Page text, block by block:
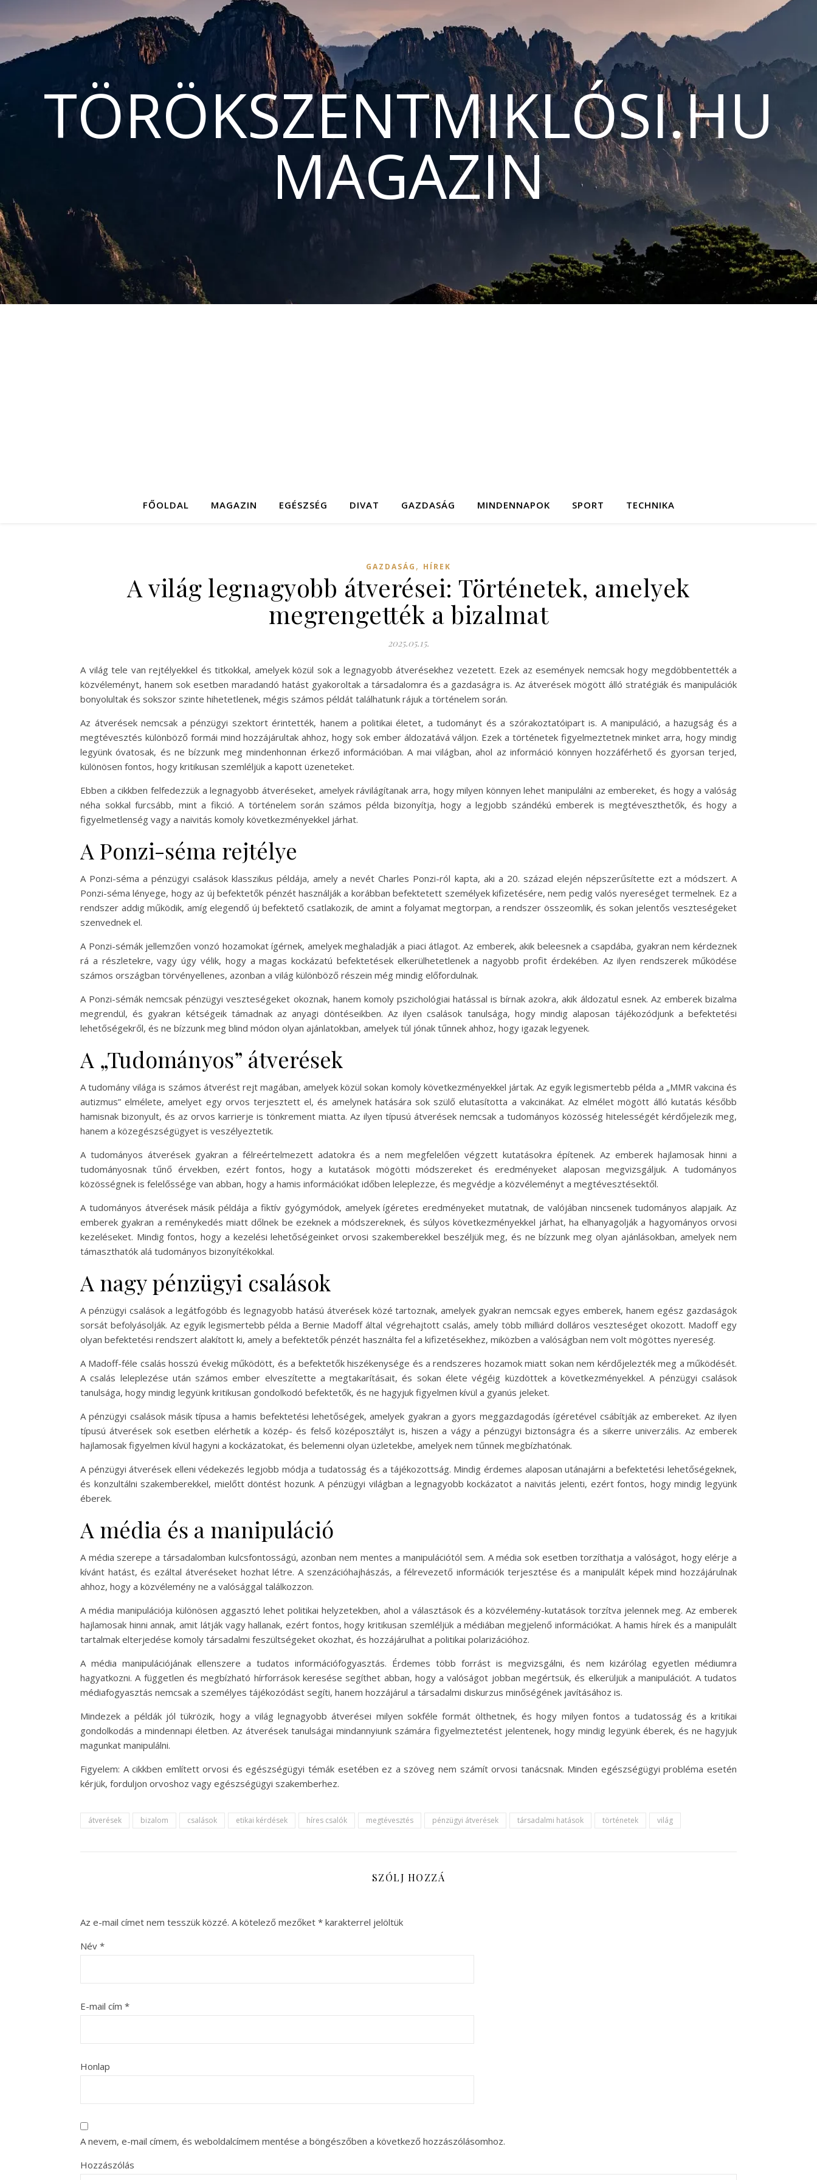
TÖRÖKSZENTMIKLÓSI.HU
MAGAZIN
FŐOLDAL MAGAZIN EGÉSZSÉG DIVAT GAZDASÁG MINDENNAPOK SPORT TECHNIKA
GAZDASÁG , HÍREK
A világ legnagyobb átverései: Történetek, amelyek
megrengették a bizalmat
2025.05.15.
A világ tele van rejtélyekkel és titkokkal, amelyek közül sok a legnagyobb átverésekhez vezetett. Ezek az események nemcsak hogy megdöbbentették a
közvéleményt, hanem sok esetben maradandó hatást gyakoroltak a társadalomra és a gazdaságra is. Az átverések mögött álló stratégiák és manipulációk
bonyolultak és sokszor szinte hihetetlenek, mégis számos példát találhatunk rájuk a történelem során.
Az átverések nemcsak a pénzügyi szektort érintették, hanem a politikai életet, a tudományt és a szórakoztatóipart is. A manipuláció, a hazugság és a
megtévesztés különböző formái mind hozzájárultak ahhoz, hogy sok ember áldozatává váljon. Ezek a történetek figyelmeztetnek minket arra, hogy mindig
legyünk óvatosak, és ne bízzunk meg mindenhonnan érkező információban. A mai világban, ahol az információ könnyen hozzáférhető és gyorsan terjed,
különösen fontos, hogy kritikusan szemléljük a kapott üzeneteket.
Ebben a cikkben felfedezzük a legnagyobb átveréseket, amelyek rávilágítanak arra, hogy milyen könnyen lehet manipulálni az embereket, és hogy a valóság
néha sokkal furcsább, mint a fikció. A történelem során számos példa bizonyítja, hogy a legjobb szándékú emberek is megtéveszthetők, és hogy a
figyelmetlenség vagy a naivitás komoly következményekkel járhat.
A Ponzi-séma rejtélye
A Ponzi-séma a pénzügyi csalások klasszikus példája, amely a nevét Charles Ponzi-ról kapta, aki a 20. század elején népszerűsítette ezt a módszert. A
Ponzi-séma lényege, hogy az új befektetők pénzét használják a korábban befektetett személyek kifizetésére, nem pedig valós nyereséget termelnek. Ez a
rendszer addig működik, amíg elegendő új befektető csatlakozik, de amint a folyamat megtorpan, a rendszer összeomlik, és sokan jelentős veszteségeket
szenvednek el.
A Ponzi-sémák jellemzően vonzó hozamokat ígérnek, amelyek meghaladják a piaci átlagot. Az emberek, akik beleesnek a csapdába, gyakran nem kérdeznek
rá a részletekre, vagy úgy vélik, hogy a magas kockázatú befektetések elkerülhetetlenek a nagyobb profit érdekében. Az ilyen rendszerek működése
számos országban törvényellenes, azonban a világ különböző részein még mindig előfordulnak.
A Ponzi-sémák nemcsak pénzügyi veszteségeket okoznak, hanem komoly pszichológiai hatással is bírnak azokra, akik áldozatul esnek. Az emberek bizalma
megrendül, és gyakran kétségeik támadnak az anyagi döntéseikben. Az ilyen csalások tanulsága, hogy mindig alaposan tájékozódjunk a befektetési
lehetőségekről, és ne bízzunk meg blind módon olyan ajánlatokban, amelyek túl jónak tűnnek ahhoz, hogy igazak legyenek.
A „Tudományos” átverések
A tudomány világa is számos átverést rejt magában, amelyek közül sokan komoly következményekkel jártak. Az egyik legismertebb példa a „MMR vakcina és
autizmus” elmélete, amelyet egy orvos terjesztett el, és amelynek hatására sok szülő elutasította a vakcinákat. Az elmélet mögött álló kutatás később
hamisnak bizonyult, és az orvos karrierje is tönkrement miatta. Az ilyen típusú átverések nemcsak a tudományos közösség hitelességét kérdőjelezik meg,
hanem a közegészségügyet is veszélyeztetik.
A tudományos átverések gyakran a félreértelmezett adatokra és a nem megfelelően végzett kutatásokra építenek. Az emberek hajlamosak hinni a
tudományosnak tűnő érvekben, ezért fontos, hogy a kutatások mögötti módszereket és eredményeket alaposan megvizsgáljuk. A tudományos
közösségnek is felelőssége van abban, hogy a hamis információkat időben leleplezze, és megvédje a közvéleményt a megtévesztésektől.
A tudományos átverések másik példája a fiktív gyógymódok, amelyek ígéretes eredményeket mutatnak, de valójában nincsenek tudományos alapjaik. Az
emberek gyakran a reménykedés miatt dőlnek be ezeknek a módszereknek, és súlyos következményekkel járhat, ha elhanyagolják a hagyományos orvosi
kezeléseket. Mindig fontos, hogy a kezelési lehetőségeinket orvosi szakemberekkel beszéljük meg, és ne bízzunk meg olyan ajánlásokban, amelyek nem
támaszthatók alá tudományos bizonyítékokkal.
A nagy pénzügyi csalások
A pénzügyi csalások a legátfogóbb és legnagyobb hatású átverések közé tartoznak, amelyek gyakran nemcsak egyes emberek, hanem egész gazdaságok
sorsát befolyásolják. Az egyik legismertebb példa a Bernie Madoff által végrehajtott csalás, amely több milliárd dolláros veszteséget okozott. Madoff egy
olyan befektetési rendszert alakított ki, amely a befektetők pénzét használta fel a kifizetésekhez, miközben a valóságban nem volt mögöttes nyereség.
A Madoff-féle csalás hosszú évekig működött, és a befektetők hiszékenysége és a rendszeres hozamok miatt sokan nem kérdőjelezték meg a működését.
A csalás leleplezése után számos ember elveszítette a megtakarításait, és sokan élete végéig küzdöttek a következményekkel. A pénzügyi csalások
tanulsága, hogy mindig legyünk kritikusan gondolkodó befektetők, és ne hagyjuk figyelmen kívül a gyanús jeleket.
A pénzügyi csalások másik típusa a hamis befektetési lehetőségek, amelyek gyakran a gyors meggazdagodás ígéretével csábítják az embereket. Az ilyen
típusú átverések sok esetben elérhetik a közép- és felső középosztályt is, hiszen a vágy a pénzügyi biztonságra és a sikerre univerzális. Az emberek
hajlamosak figyelmen kívül hagyni a kockázatokat, és belemenni olyan üzletekbe, amelyek nem tűnnek megbízhatónak.
A pénzügyi átverések elleni védekezés legjobb módja a tudatosság és a tájékozottság. Mindig érdemes alaposan utánajárni a befektetési lehetőségeknek,
és konzultálni szakemberekkel, mielőtt döntést hozunk. A pénzügyi világban a legnagyobb kockázatot a naivitás jelenti, ezért fontos, hogy mindig legyünk
éberek.
A média és a manipuláció
A média szerepe a társadalomban kulcsfontosságú, azonban nem mentes a manipulációtól sem. A média sok esetben torzíthatja a valóságot, hogy elérje a
kívánt hatást, és ezáltal átveréseket hozhat létre. A szenzációhajhászás, a félrevezető információk terjesztése és a manipulált képek mind hozzájárulnak
ahhoz, hogy a közvélemény ne a valósággal találkozzon.
A média manipulációja különösen aggasztó lehet politikai helyzetekben, ahol a választások és a közvélemény-kutatások torzítva jelennek meg. Az emberek
hajlamosak hinni annak, amit látják vagy hallanak, ezért fontos, hogy kritikusan szemléljük a médiában megjelenő információkat. A hamis hírek és a manipulált
tartalmak elterjedése komoly társadalmi feszültségeket okozhat, és hozzájárulhat a politikai polarizációhoz.
A média manipulációjának ellenszere a tudatos információfogyasztás. Érdemes több forrást is megvizsgálni, és nem kizárólag egyetlen médiumra
hagyatkozni. A független és megbízható hírforrások keresése segíthet abban, hogy a valóságot jobban megértsük, és elkerüljük a manipulációt. A tudatos
médiafogyasztás nemcsak a személyes tájékozódást segíti, hanem hozzájárul a társadalmi diskurzus minőségének javításához is.
Mindezek a példák jól tükrözik, hogy a világ legnagyobb átverései milyen sokféle formát ölthetnek, és hogy milyen fontos a tudatosság és a kritikai
gondolkodás a mindennapi életben. Az átverések tanulságai mindannyiunk számára figyelmeztetést jelentenek, hogy mindig legyünk éberek, és ne hagyjuk
magunkat manipulálni.
Figyelem: A cikkben említett orvosi és egészségügyi témák esetében ez a szöveg nem számít orvosi tanácsnak. Minden egészségügyi probléma esetén
kérjük, forduljon orvoshoz vagy egészségügyi szakemberhez.
átverések bizalom csalások etikai kérdések híres csalók megtévesztés pénzügyi átverések társadalmi hatások történetek világ
SZÓLJ HOZZÁ
Az e-mail címet nem tesszük közzé. A kötelező mezőket * karakterrel jelöltük
Név *
E-mail cím *
Honlap
A nevem, e-mail címem, és weboldalcímem mentése a böngészőben a következő hozzászólásomhoz.
Hozzászólás